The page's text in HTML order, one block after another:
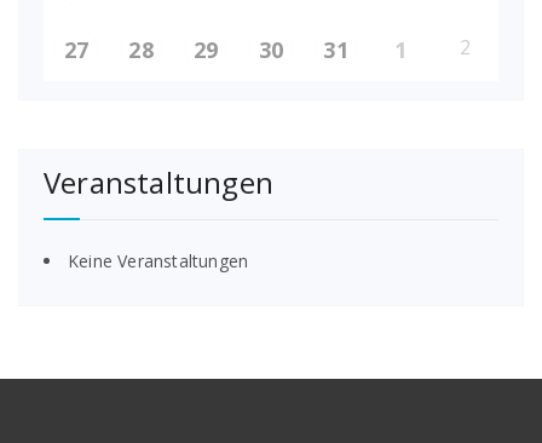
27 28 29 30 31 1 2
Veranstaltungen
Keine Veranstaltungen